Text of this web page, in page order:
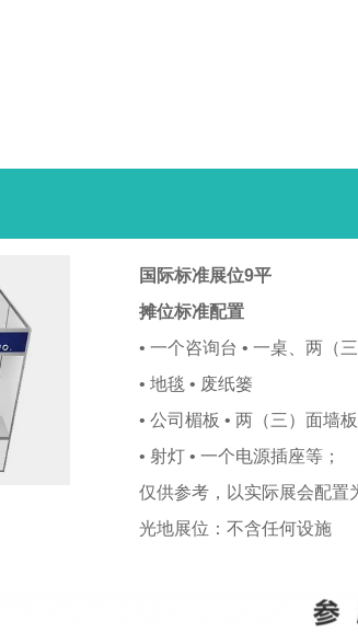
国际标准展位9平
摊位标准配置
• 一个咨询台 • 一桌、两（
• 地毯 • 废纸篓
• 公司楣板 • 两（三）面墙板
• 射灯 • 一个电源插座等；
仅供参考，以实际展会配置
光地展位：不含任何设施